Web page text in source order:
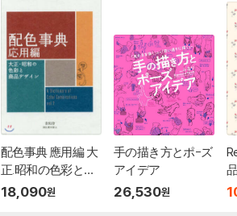
配色事典 應用編 大
正.昭和の色彩と商
品
18,090원
手の描き方とポ-ズ
アイデア
26,530원